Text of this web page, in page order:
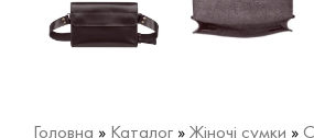
Головна » Каталог »Жіночі сумки »